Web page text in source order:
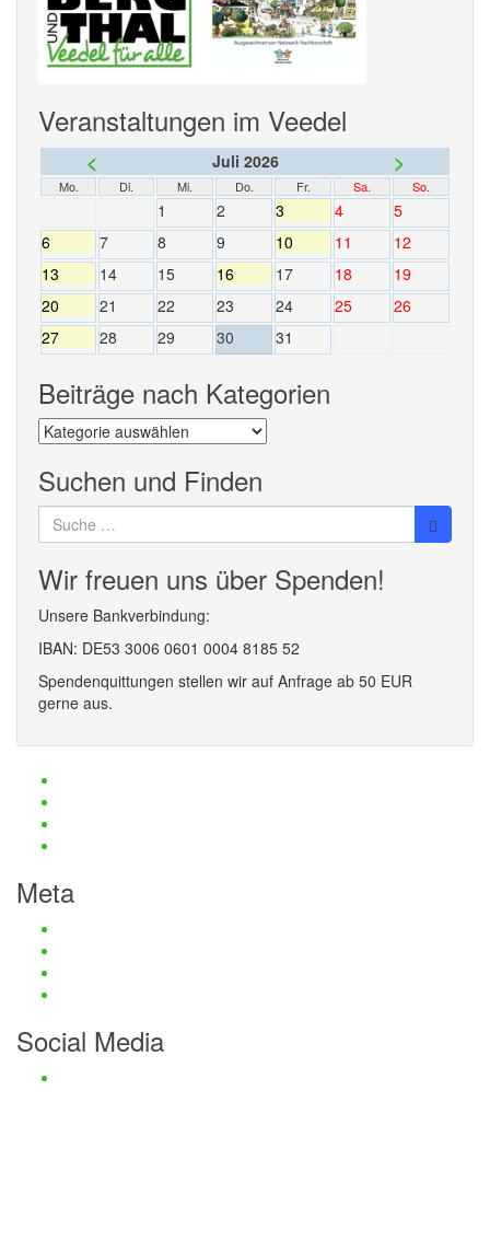
Veranstaltungen im Veedel
< Juli 2026 >
Mo. Di. Mi. Do. Fr. Sa. So.
1 2 3 4
5
6
7 8 9 10 11
12
13
14 15 16 17 18
19
20
21 22 23 24 25
26
27
28 29 30 31
Beiträge nach Kategorien
Beiträge
nach
Kategorien
Suchen und Finden
Suche
nach:
Wir freuen uns über Spenden!
Unsere Bankverbindung:
IBAN: DE53 3006 0601 0004 8185 52
Spendenquittungen stellen wir auf Anfrage ab 50 EUR
gerne aus.
Meta
Social Media